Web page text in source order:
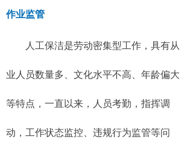
作业监管
人工保洁是劳动密集型工作，具有从
业人员数量多、文化水平不高、年龄偏大
等特点，一直以来，人员考勤，指挥调
动，工作状态监控、违规行为监管等问